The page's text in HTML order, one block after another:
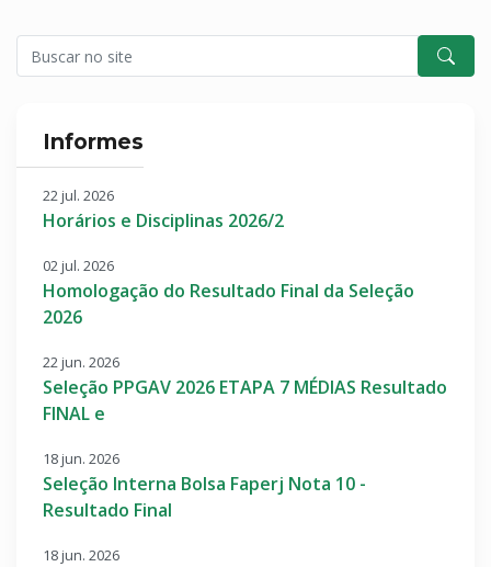
Informes
22 jul. 2026
Horários e Disciplinas 2026/2
02 jul. 2026
Homologação do Resultado Final da Seleção
2026
22 jun. 2026
Seleção PPGAV 2026 ETAPA 7 MÉDIAS Resultado
FINAL e
18 jun. 2026
Seleção Interna Bolsa Faperj Nota 10 -
Resultado Final
18 jun. 2026